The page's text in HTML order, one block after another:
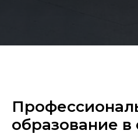
образование в